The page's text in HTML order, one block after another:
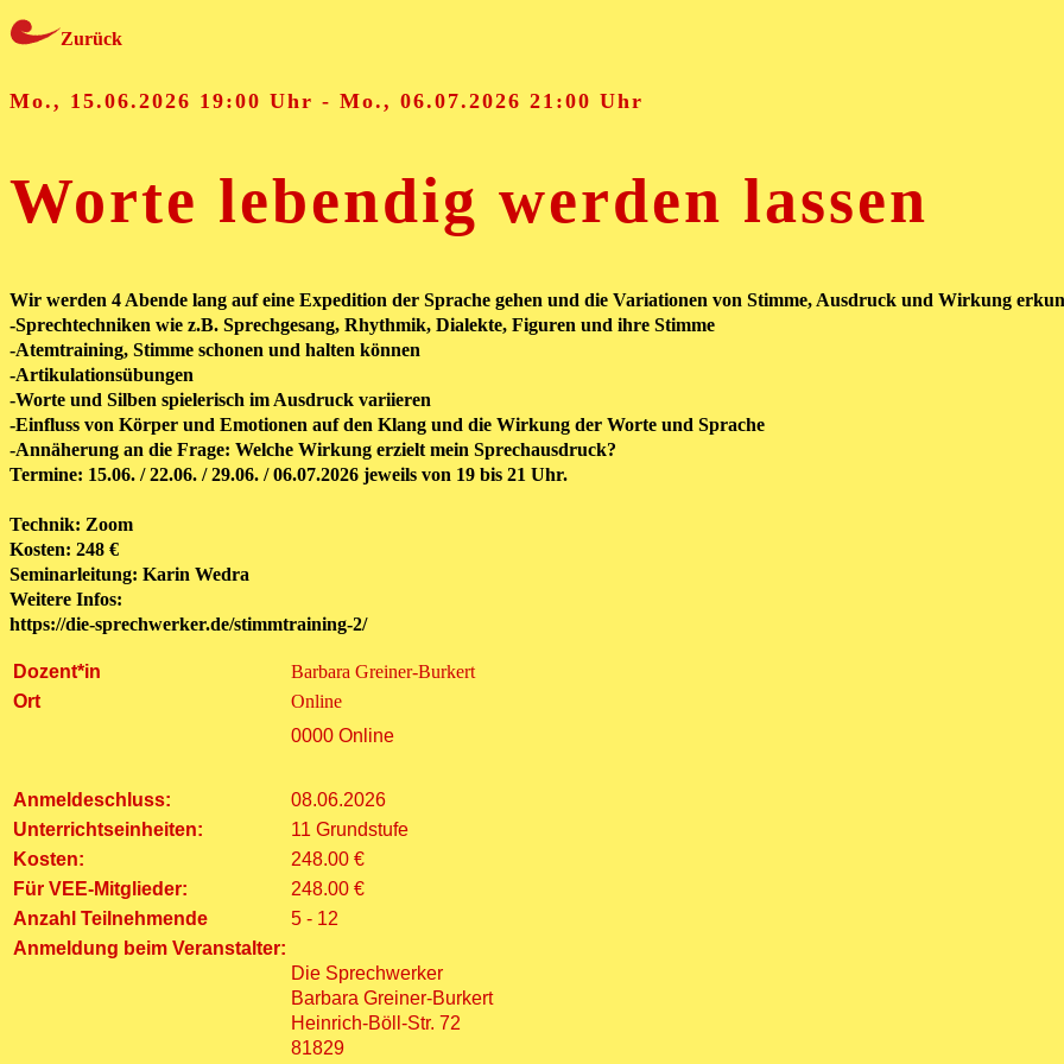
Zurück
Mo., 15.06.2026 19:00 Uhr - Mo., 06.07.2026 21:00 Uhr
Worte lebendig werden lassen
Wir werden 4 Abende lang auf eine Expedition der Sprache gehen und die Variationen von Stimme, Ausdruck und Wirkung
-Sprechtechniken wie z.B. Sprechgesang, Rhythmik, Dialekte, Figuren und ihre Stimme
-Atemtraining, Stimme schonen und halten können
-Artikulationsübungen
-Worte und Silben spielerisch im Ausdruck variieren
-Einfluss von Körper und Emotionen auf den Klang und die Wirkung der Worte und Sprache
-Annäherung an die Frage: Welche Wirkung erzielt mein Sprechausdruck?
Termine: 15.06. / 22.06. / 29.06. / 06.07.2026 jeweils von 19 bis 21 Uhr.
Technik: Zoom
Kosten: 248 €
Seminarleitung: Karin Wedra
Weitere Infos:
https://die-sprechwerker.de/stimmtraining-2/
Dozent*in
Barbara Greiner-Burkert
Ort
Online
0000 Online
Anmeldeschluss:
08.06.2026
Unterrichtseinheiten:
11 Grundstufe
Kosten:
248.00 €
Für VEE-Mitglieder:
248.00 €
Anzahl Teilnehmende
5 - 12
Anmeldung beim Veranstalter:
Die Sprechwerker
Barbara Greiner-Burkert
Heinrich-Böll-Str. 72
81829